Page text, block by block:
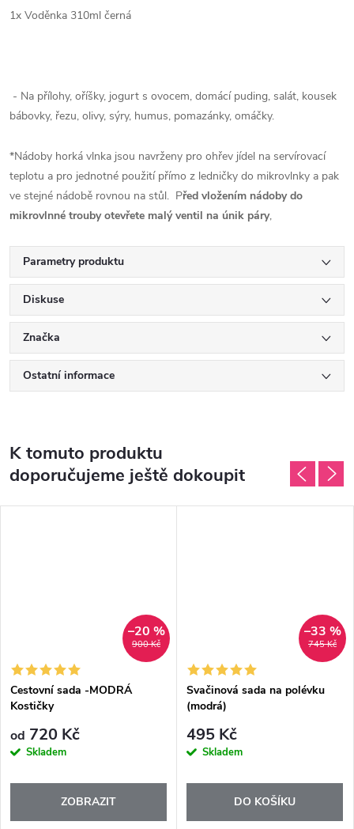
1x Voděnka 310ml černá
- Na přílohy, oříšky, jogurt s ovocem, domácí puding, salát, kousek
bábovky, řezu, olivy, sýry, humus, pomazánky, omáčky.
*Nádoby horká vlnka jsou navrženy pro ohřev jídel na servírovací
teplotu a pro jednotné použití přímo z ledničky do mikrovlnky a pak
ve stejné nádobě rovnou na stůl. Před vložením nádoby do
mikrovlnné trouby otevřete malý ventil na únik páry,
Parametry produktu
Diskuse
Značka
Ostatní informace
K tomuto produktu
doporučujeme ještě dokoupit
900 Kč
–20 %
Cestovní sada -MODRÁ
Kostičky
od 720 Kč
Skladem
ZOBRAZIT
745 Kč
–33 %
Svačinová sada na polévku
(modrá)
495 Kč
Skladem
DO KOŠÍKU